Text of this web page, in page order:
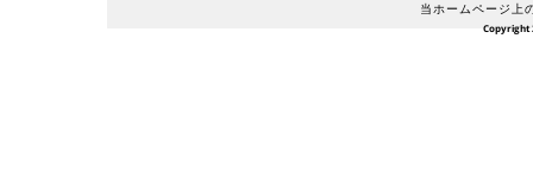
当ホームページ上
Copyright